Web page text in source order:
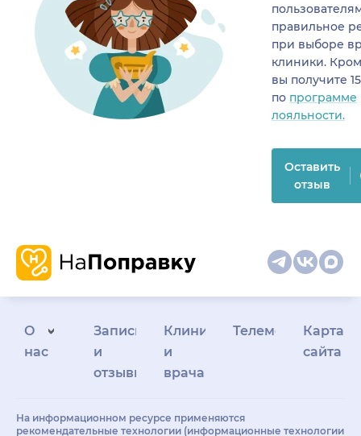
правильное
при выборе
клиники.
вы получите
по программе
лояльности.
Оставить
отзыв
О
нас
Запись
и
отзывы
Клиникам
и
врачам
Телемедицина
Карта
сайта
На информационном ресурсе применяются
рекомендательные технологии (информационные технологии